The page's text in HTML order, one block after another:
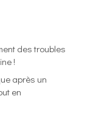
des troubles
!
après un
en